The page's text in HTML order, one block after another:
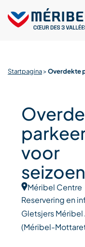
content
Startpagina>Overdekte
voor
Méribel Centre
Reservering en
Gletsjers
(Méribel-